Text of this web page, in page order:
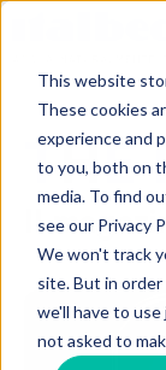
This website
These cookies
experience and
to you, both on
media. To find
see our Privacy
We won't track
site. But in
we'll have to
not asked to
THE
Il